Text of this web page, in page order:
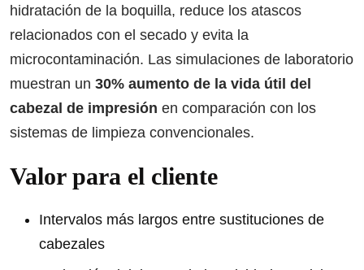
hidratación de la boquilla, reduce los atascos
relacionados con el secado y evita la
microcontaminación. Las simulaciones de laboratorio
muestran un 30% aumento de la vida útil del
cabezal de impresión en comparación con los
sistemas de limpieza convencionales.
Valor para el cliente
Intervalos más largos entre sustituciones de
cabezales